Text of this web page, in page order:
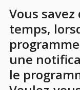
Vous
temps,
une
le